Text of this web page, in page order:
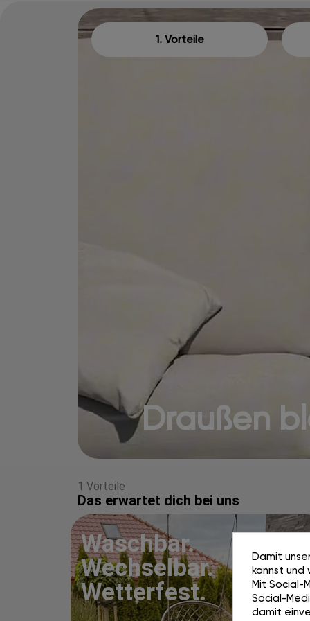
1. Vorteile
Draußen
1 Vorteile
Das erwartet dich bei uns
Waschbar.
Wechselbar.
Wetterfest.
Damit
kannst und
Mit Social-
Social-
damit